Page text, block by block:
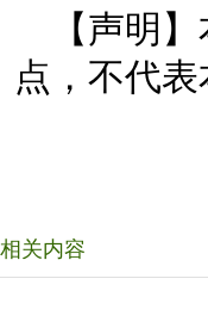
【声明
点，不代
相关内容